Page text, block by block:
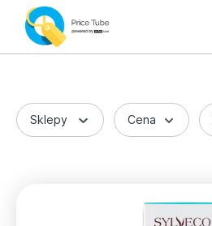
Sklepy Cena